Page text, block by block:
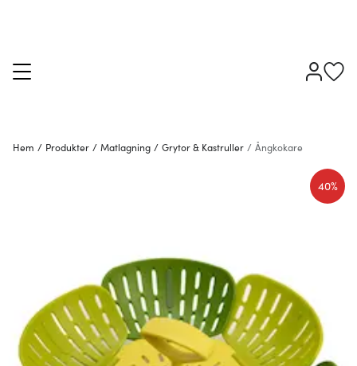
Hem / Produkter / Matlagning / Grytor & Kastruller / Ångkokare
40%